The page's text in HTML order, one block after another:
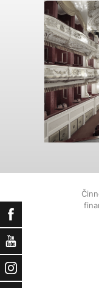
Facebook
YouTube
Instagram